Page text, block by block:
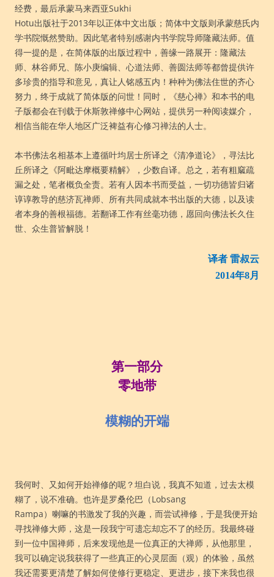
经费，最后承蒙马来西亚Sukhi
Hotu出版社于2013年以正体中文出版；简体中文版则承蒙慈氏内
学书院慨然赞助。因此笔者特别感谢内书学院导师隆藏法师。值
得一提的是，在简体版的出版过程中，善缘一路展开：隆藏法
师、林谷师兄、陈小庚编辑、心道法师、善圆法师等都曾提供许
多珍贵的指导和意见，真让人铭感五内！种种为佛法住世的齐心
努力，终于成就了简体版的问世！同时，《慈心禅》和本书的电
子版都会在刊载于休斯敦禅修中心网站，提供另一种阅读媒介，
相信当能在华人地区广泛裨益有心修习禅法的人士。
本书佛法名相基本上遵循叶均居士所译之《清净道论》，寻法比
丘所译之《阿毗达摩概要精解》，少数自译。总之，若有粗窳疏
漏之处，笔者概负全责。若有人因本书而受益，一切功德皆归诸
谆谆教导的慈济瓦禅师、所有共同成就本书出版的大德，以及读
者本身的善根福德。若翻译工作有丝毫功德，愿回向佛法长久住
世、众生普皆解脱！
译者 雷叔云
2014年8月
第一部分
零地带
模糊的开端
我何时、又如何开始禅修的呢？坦白说，我真不知道，过去太模
糊了，说不准确。也许是罗桑伦巴（Lobsang
Rampa）喇嘛的书激发了我的兴趣，而尝试禅修，于是我便开始
寻找禅修大师，这是一段我宁可遗忘却忘不了的经历。我最终碰
到一位中国禅师，后来发现他是一位真正的大禅师，从他那里，
我可以确定说我获得了一些真正的心灵层面（观）的体验，虽然
我还需要更清楚了解如何使修行更稳定、更进步，接下来我也很